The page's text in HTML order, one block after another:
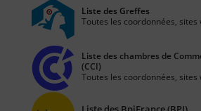
Liste des Greffes
Toutes les coordonnées, sites
Liste des chambres de
(CCI)
Toutes les coordonnées, sites